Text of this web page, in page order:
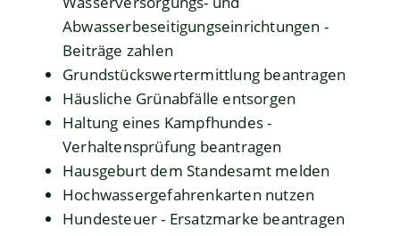
Abwasserbeseitigungseinrichtungen -
Beiträge zahlen
Grundstückswertermittlung beantragen
Häusliche Grünabfälle entsorgen
Haltung eines Kampfhundes -
Verhaltensprüfung beantragen
Hausgeburt dem Standesamt melden
Hochwassergefahrenkarten nutzen
Hundesteuer - Ersatzmarke beantragen